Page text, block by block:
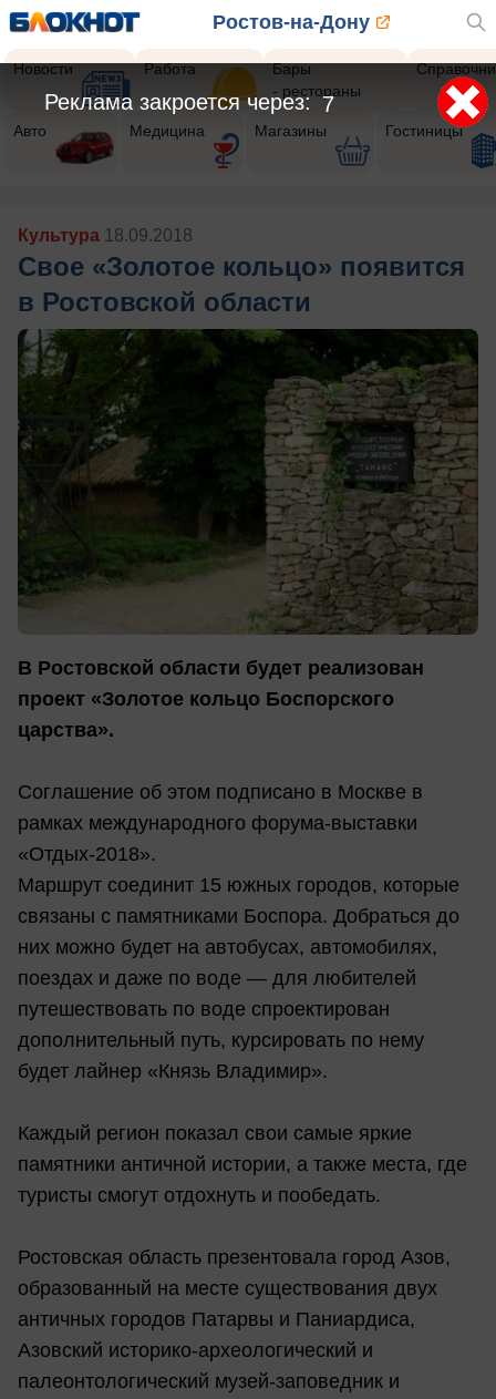
Ростов-на-Дону
Новости Работа
Бары
- рестораны
Авто Медицина Магазины Гостиницы
Культура 18.09.2018
Свое «Золотое кольцо» появится
в Ростовской области
В Ростовской области будет реализован
проект «Золотое кольцо Боспорского
царства».
Соглашение об этом подписано в Москве в
рамках международного форума-выставки
«Отдых-2018».
Маршрут соединит 15 южных городов, которые
связаны с памятниками Боспора. Добраться до
них можно будет на автобусах, автомобилях,
поездах и даже по воде — для любителей
путешествовать по воде спроектирован
дополнительный путь, курсировать по нему
будет лайнер «Князь Владимир».
Каждый регион показал свои самые яркие
памятники античной истории, а также места, где
туристы смогут отдохнуть и пообедать.
Ростовская область презентовала город Азов,
образованный на месте существования двух
античных городов Патарвы и Паниардиса,
Азовский историко-археологический и
палеонтологический музей-заповедник и
5
Реклама закроется через: